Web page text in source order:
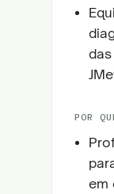
POR
em